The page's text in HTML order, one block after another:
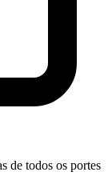
de todos os portes